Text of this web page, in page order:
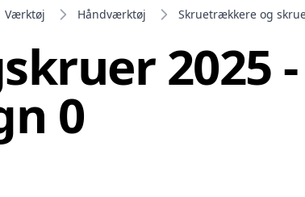
Værktøj Håndværktøj Skruetrækkere og
2025 -
0